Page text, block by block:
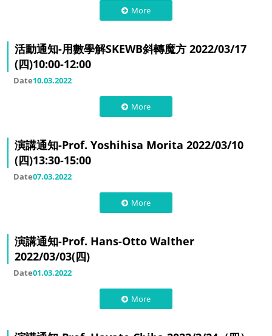
More
活動通知-用數學解SKEWB斜轉魔方 2022/03/17
(四)10:00-12:00
Date10.03.2022
More
演講通知-Prof. Yoshihisa Morita 2022/03/10
(四)13:30-15:00
Date07.03.2022
More
演講通知-Prof. Hans-Otto Walther
2022/03/03(四)
Date01.03.2022
More